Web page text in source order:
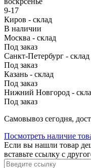
9-17
Киров - склад
В наличии
Москва - склад
Под заказ
Санкт-Петербург - склад
Под заказ
Казань - склад
Под заказ
Нижний Новгород -
Под заказ
Cамовывоз сегодня,
Посмотреть наличие
Если вы нашли товар
вставьте ссылку с